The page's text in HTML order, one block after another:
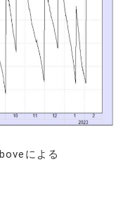
による